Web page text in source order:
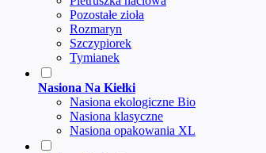
Pozostałe zioła
Rozmaryn
Szczypiorek
Tymianek
Nasiona Na Kiełki
Nasiona ekologiczne Bio
Nasiona klasyczne
Nasiona opakowania XL